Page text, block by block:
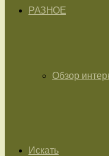
РАЗНОЕ
Обзор
Искать